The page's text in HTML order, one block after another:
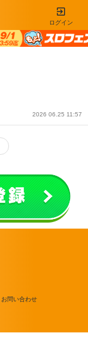
ログイン
2026 06.25 11:57
お問い合わせ